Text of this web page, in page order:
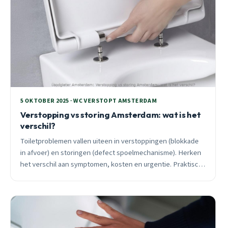
5 OKTOBER 2025 · WC VERSTOPT AMSTERDAM
Verstopping vs storing Amsterdam: wat is het
verschil?
Toiletproblemen vallen uiteen in verstoppingen (blokkade
in afvoer) en storingen (defect spoelmechanisme). Herken
het verschil aan symptomen, kosten en urgentie. Praktisch